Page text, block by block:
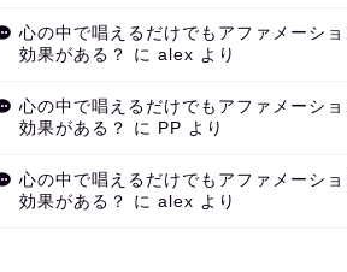
心の中で唱えるだけでもアファメーショ
効果がある？
に alex より
心の中で唱えるだけでもアファメーショ
効果がある？
に PP より
心の中で唱えるだけでもアファメーショ
効果がある？
に alex より